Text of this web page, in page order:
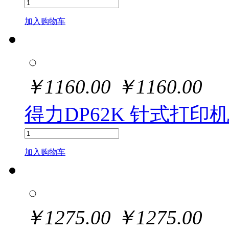
加入购物车
￥1160.00 ￥1160.00
得力DP62K 针式打印
加入购物车
￥1275.00 ￥1275.00